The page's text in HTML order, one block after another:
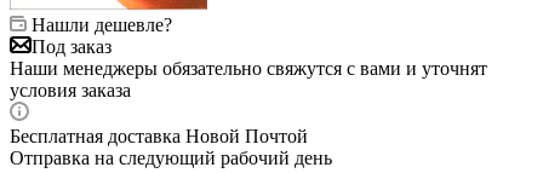
Нашли дешевле?
Под заказ
Наши менеджеры обязательно свяжутся с вами и уточнят
условия заказа
Бесплатная доставка Новой Почтой
Отправка на следующий рабочий день